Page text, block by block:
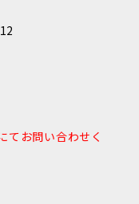
てお問い合わせく